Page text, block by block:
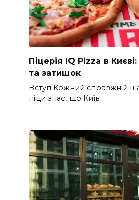
Піцерія IQ Pizza в
та затишок
Вступ Кожний справжній
піци знає, що Київ